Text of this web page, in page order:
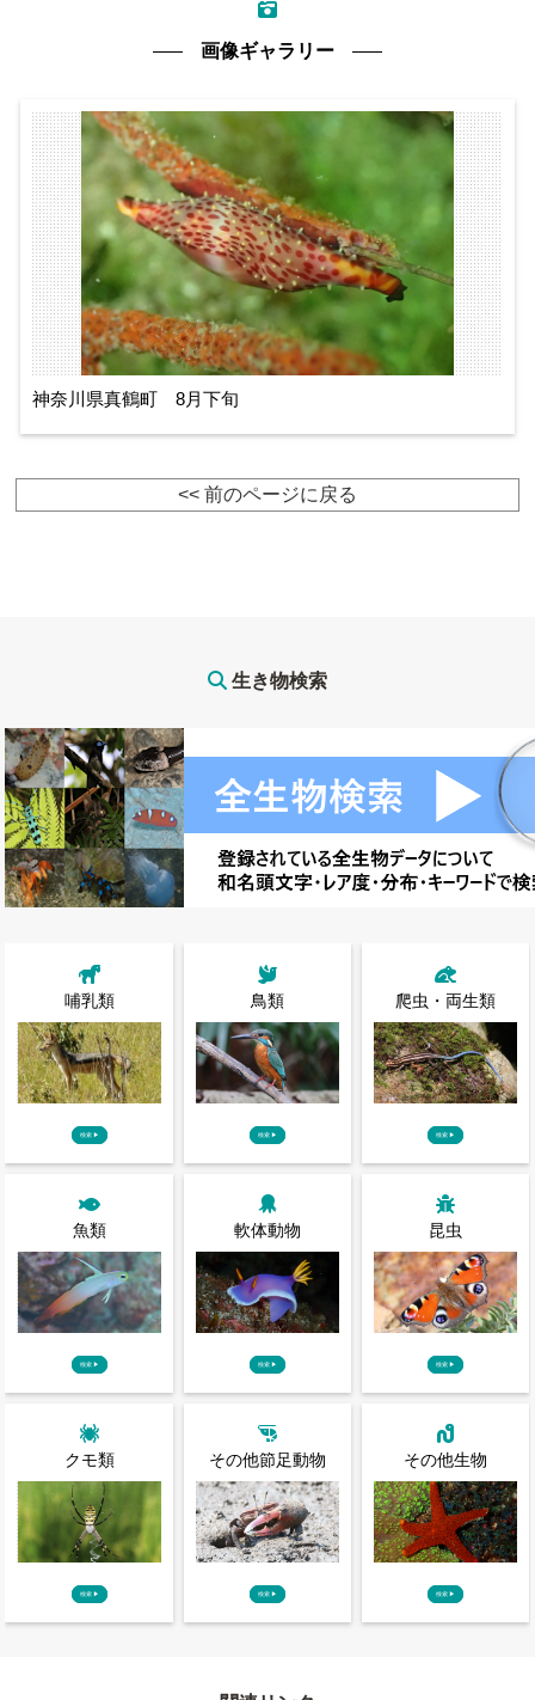
画像ギャラリー
神奈川県真鶴町 8月下旬
<< 前のページに戻る
生き物検索
哺乳類
検索 ▶
鳥類
検索 ▶
爬虫・両生類
検索 ▶
魚類
検索 ▶
軟体動物
検索 ▶
昆虫
検索 ▶
クモ類
検索 ▶
その他節足動物
検索 ▶
その他生物
検索 ▶